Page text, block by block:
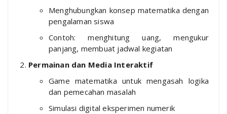
Menghubungkan konsep matematika dengan
pengalaman siswa
Contoh: menghitung uang, mengukur
panjang, membuat jadwal kegiatan
Permainan dan Media Interaktif
Game matematika untuk mengasah logika
dan pemecahan masalah
Simulasi digital eksperimen numerik